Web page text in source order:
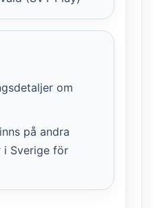
om
på andra
i Sverige för